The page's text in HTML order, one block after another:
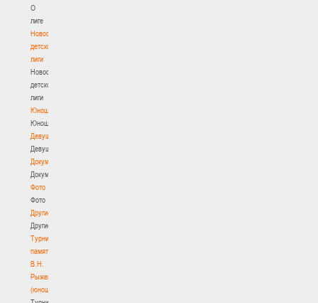
О
лиге
Новости
детской
лиги
Новости
детской
лиги
Юноши
Юноши
Девушки
Девушки
Документы
Документы
Фото
Фото
Другие
Другие
Турнир
памяти
В.Н.
Рыженкова
(юноши)